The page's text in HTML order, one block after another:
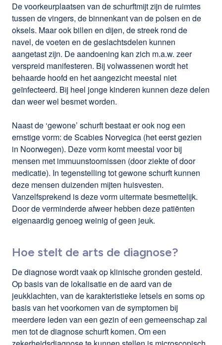
De voorkeurplaatsen van de schurftmijt zijn de ruimtes
tussen de vingers, de binnenkant van de polsen en de
oksels. Maar ook billen en dijen, de streek rond de
navel, de voeten en de geslachtsdelen kunnen
aangetast zijn. De aandoening kan zich m.a.w. zeer
verspreid manifesteren. Bij volwassenen wordt het
behaarde hoofd en het aangezicht meestal niet
geïnfecteerd. Bij heel jonge kinderen kunnen deze delen
dan weer wel besmet worden.
Naast de ‘gewone’ schurft bestaat er ook nog een
ernstige vorm: de Scabies Norvegica (het eerst gezien
in Noorwegen). Deze vorm komt meestal voor bij
mensen met immuunstoornissen (door ziekte of door
medicatie). In tegenstelling tot gewone schurft kunnen
deze mensen duizenden mijten huisvesten.
Vanzelfsprekend is deze vorm uitermate besmettelijk.
Door de verminderde afweer hebben deze patiënten
eigenaardig genoeg weinig of geen jeuk.
Hoe stelt de arts de diagnose?
De diagnose wordt vaak op klinische gronden gesteld.
Op basis van de lokalisatie en de aard van de
jeukklachten, van de karakteristieke letsels en soms op
basis van het voorkomen van de symptomen bij
meerdere leden van een gezin of een gemeenschap zal
men tot de diagnose schurft komen. Om een